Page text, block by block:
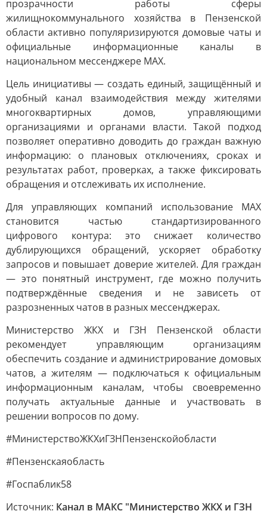
прозрачности работы сферы
жилищнокоммунального хозяйства в Пензенской
области активно популяризируются домовые чаты и
официальные информационные каналы в
национальном мессенджере MAX.
Цель инициативы — создать единый, защищённый и
удобный канал взаимодействия между жителями
многоквартирных домов, управляющими
организациями и органами власти. Такой подход
позволяет оперативно доводить до граждан важную
информацию: о плановых отключениях, сроках и
результатах работ, проверках, а также фиксировать
обращения и отслеживать их исполнение.
Для управляющих компаний использование MAX
становится частью стандартизированного
цифрового контура: это снижает количество
дублирующихся обращений, ускоряет обработку
запросов и повышает доверие жителей. Для граждан
— это понятный инструмент, где можно получить
подтверждённые сведения и не зависеть от
разрозненных чатов в разных мессенджерах.
Министерство ЖКХ и ГЗН Пензенской области
рекомендует управляющим организациям
обеспечить создание и администрирование домовых
чатов, а жителям — подключаться к официальным
информационным каналам, чтобы своевременно
получать актуальные данные и участвовать в
решении вопросов по дому.
#МинистерствоЖКХиГЗНПензенскойобласти
#Пензенскаяобласть
#Госпаблик58
Источник: Канал в МАКС "Министерство ЖКХ и ГЗН